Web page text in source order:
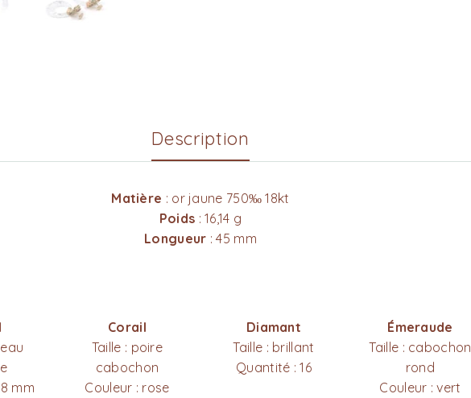
Description
Matière : or jaune 750‰ 18kt
Poids : 16,14 g
Longueur : 45 mm
mm
Corail
Taille : poire
cabochon
Couleur : rose
Diamant
Taille : brillant
Quantité : 16
Émeraude
Taille : cabochon
rond
Couleur : vert